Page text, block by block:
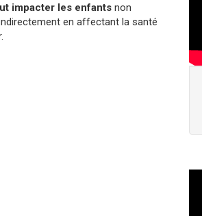
impacter les enfants non
en affectant la santé